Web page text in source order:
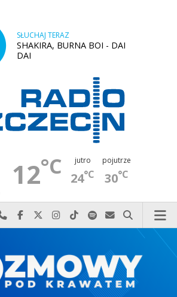
SŁUCHAJ TERAZ
SHAKIRA, BURNA BOI - DAI
DAI
12°C jutro
24°C
pojutrze
30°C
Najlepiej po prostu do nas zadzwoń
Odwiedź nas na Facebook-u
Odwiedź nas na X
Odwiedź nas na Instagram-ie
Odwiedź nas na TikTok-u
Szukaj nas na Spotify
Wyślij do nas
Szukaj